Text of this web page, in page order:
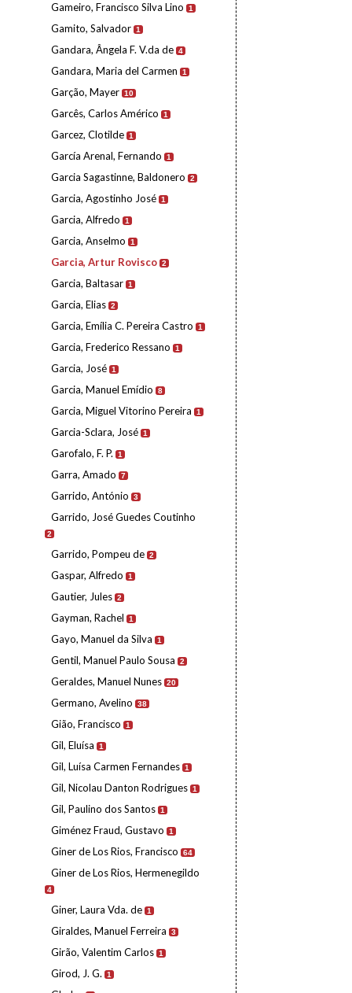
Gameiro, Francisco Silva Lino 1
Gamito, Salvador 1
Gandara, Ângela F. V.da de 4
Gandara, Maria del Carmen 1
Garção, Mayer 10
Garcês, Carlos Américo 1
Garcez, Clotilde 1
García Arenal, Fernando 1
Garcia Sagastinne, Baldonero 2
Garcia, Agostinho José 1
Garcia, Alfredo 1
Garcia, Anselmo 1
Garcia, Artur Rovisco 2
Garcia, Baltasar 1
Garcia, Elias 2
Garcia, Emília C. Pereira Castro 1
Garcia, Frederico Ressano 1
Garcia, José 1
Garcia, Manuel Emídio 8
Garcia, Miguel Vitorino Pereira 1
Garcia-Sclara, José 1
Garofalo, F. P. 1
Garra, Amado 7
Garrido, António 3
Garrido, José Guedes Coutinho
2
Garrido, Pompeu de 2
Gaspar, Alfredo 1
Gautier, Jules 2
Gayman, Rachel 1
Gayo, Manuel da Silva 1
Gentil, Manuel Paulo Sousa 2
Geraldes, Manuel Nunes 20
Germano, Avelino 38
Gião, Francisco 1
Gil, Eluísa 1
Gil, Luísa Carmen Fernandes 1
Gil, Nicolau Danton Rodrigues 1
Gil, Paulino dos Santos 1
Giménez Fraud, Gustavo 1
Giner de Los Rios, Francisco 64
Giner de Los Rios, Hermenegildo
4
Giner, Laura Vda. de 1
Giraldes, Manuel Ferreira 3
Girão, Valentim Carlos 1
Girod, J. G. 1